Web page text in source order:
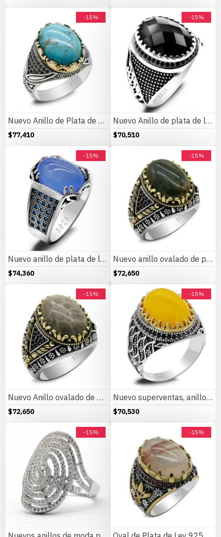
-15%
Nuevo Anillo de Plata de Ley 925 para hombres y mujeres, turquesa Natural, diseño de tendencia turca, estilo Punk, joyería de fiesta hecha a mano exquisita
$77,410
-15%
Nuevo Anillo de plata de ley S925 con circonita negra para hombre, conjunto de joyería Retro de moda Türkiye, anillo de pareja para mujer
$70,510
-15%
Nuevo anillo de plata de ley s925 para hombre, piedra de ágata azul, conjunto de joyería Vintage de moda Türkiye, anillo de pareja, regalo para mujer
$74,360
-15%
Nuevo anillo ovalado de plata 925 con piedra de ágata india Natural, joyería a la moda para hombres y mujeres, anillo de compromiso/boda de tendencia Punk turca
$72,650
-15%
Nuevo Anillo ovalado de plata 925 con piedra de Coral Natural, joyería clásica a la moda, anillo de fiesta de tendencia Punk turco adecuado para/familia/pareja
$72,650
-15%
Nuevo superventas, anillo de Plata de Ley 925, anillo de ágata amarilla para hombre, anillo Unisex, conjunto de joyería para personas mayores, anillo para amantes, anillo para mujer
$70,530
-15% -15%